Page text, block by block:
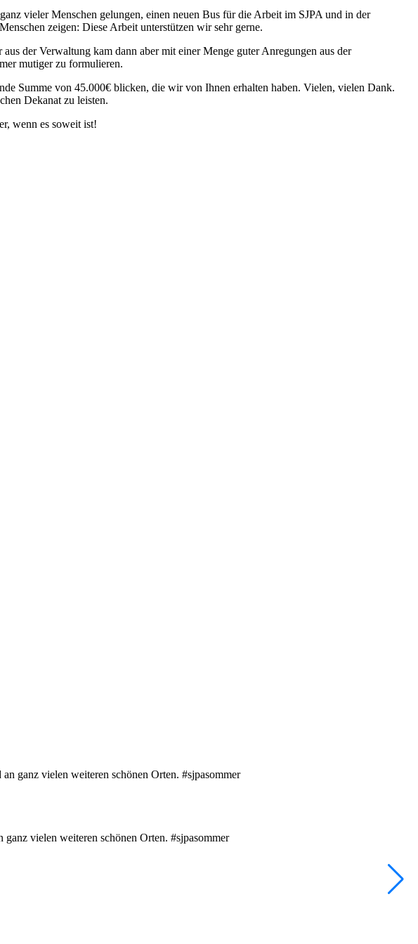
vieler Menschen gelungen, einen neuen Bus für die Arbeit im SJPA und in der
zeigen: Diese Arbeit unterstützen wir sehr gerne.
der Verwaltung kam dann aber mit einer Menge guter Anregungen aus der
mutiger zu formulieren.
Summe von 45.000€ blicken, die wir von Ihnen erhalten haben. Vielen, vielen Dank.
Dekanat zu leisten.
wenn es soweit ist!
vielen weiteren schönen Orten. #sjpasommer